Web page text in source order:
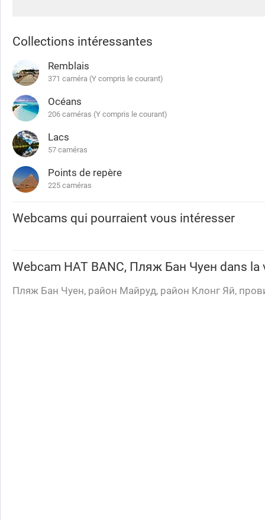
Collections intéressantes
Remblais
371 caméra (Y compris le courant)
Océans
206 caméras (Y compris le courant)
Lacs
57 caméras
Points de repère
225 caméras
Webcams qui pourraient vous intéresser
Webcam HAT BANC, Пляж Бан Чуен dans la
Пляж Бан Чуен, район Майруд, район Клонг Яй,